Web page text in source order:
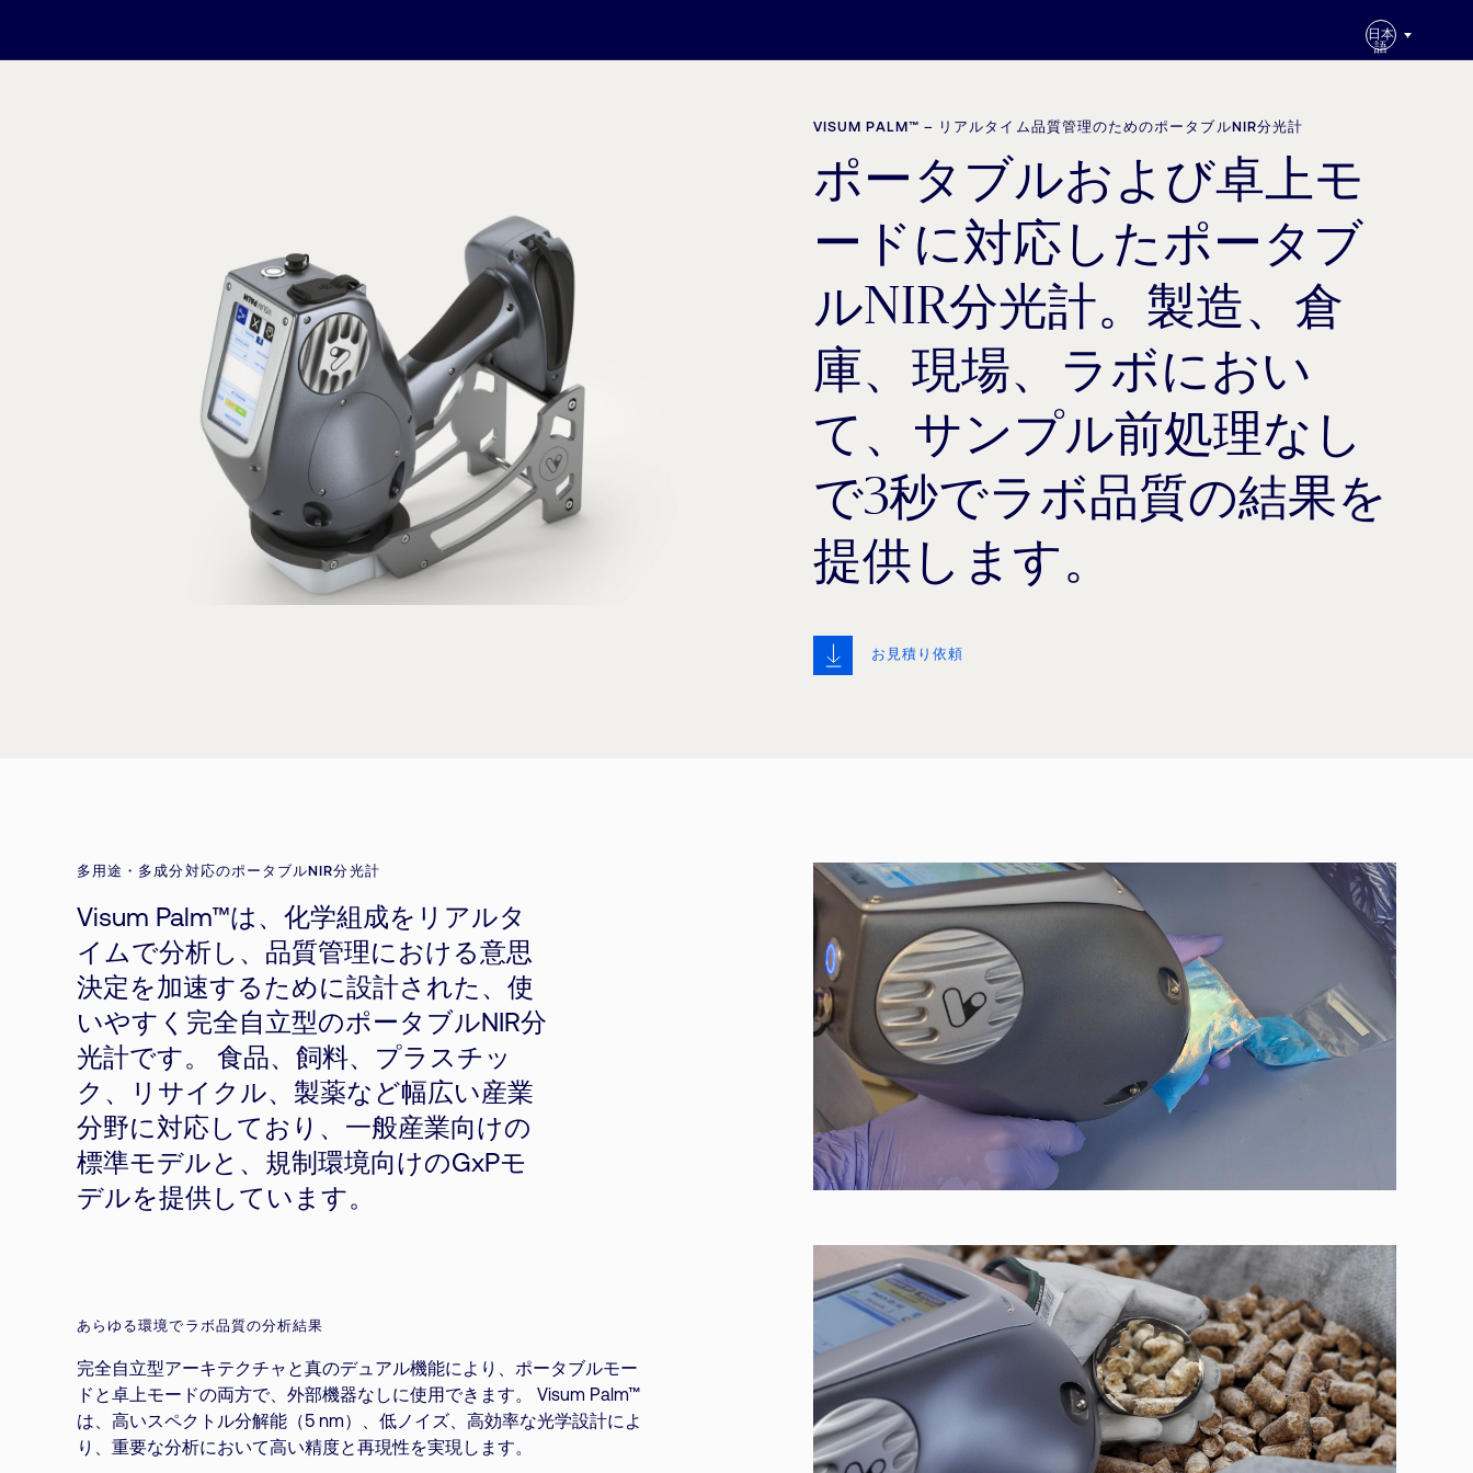
日本
語
VISUM PALM™ – リアルタイム品質管理のためのポータブルNIR分光計
ポータブルおよび卓上モ
ードに対応したポータブ
ルNIR分光計。製造、倉
庫、現場、ラボにおい
て、サンプル前処理なし
で3秒でラボ品質の結果を
提供します。
お見積り依頼
多用途・多成分対応のポータブルNIR分光計
Visum Palm™は、化学組成をリアルタ
イムで分析し、品質管理における意思
決定を加速するために設計された、使
いやすく完全自立型のポータブルNIR分
光計です。 食品、飼料、プラスチッ
ク、リサイクル、製薬など幅広い産業
分野に対応しており、一般産業向けの
標準モデルと、規制環境向けのGxPモ
デルを提供しています。
あらゆる環境でラボ品質の分析結果
完全自立型アーキテクチャと真のデュアル機能により、ポータブルモー
ドと卓上モードの両方で、外部機器なしに使用できます。 Visum Palm™
は、高いスペクトル分解能（5 nm）、低ノイズ、高効率な光学設計によ
り、重要な分析において高い精度と再現性を実現します。